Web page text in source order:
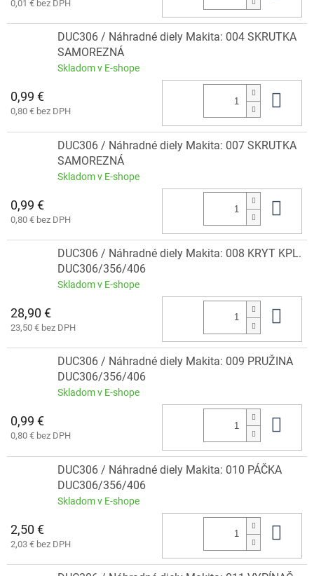
0,01 € bez DPH
DUC306 / Náhradné diely Makita: 004 SKRUTKA
SAMOREZNÁ
Skladom v E-shope
0,99 €
0,80 € bez DPH
DUC306 / Náhradné diely Makita: 007 SKRUTKA
SAMOREZNÁ
Skladom v E-shope
0,99 €
0,80 € bez DPH
DUC306 / Náhradné diely Makita: 008 KRYT KPL.
DUC306/356/406
Skladom v E-shope
28,90 €
23,50 € bez DPH
DUC306 / Náhradné diely Makita: 009 PRUŽINA
DUC306/356/406
Skladom v E-shope
0,99 €
0,80 € bez DPH
DUC306 / Náhradné diely Makita: 010 PÁČKA
DUC306/356/406
Skladom v E-shope
2,50 €
2,03 € bez DPH